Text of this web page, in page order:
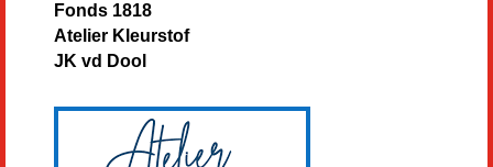
Fonds 1818
Atelier Kleurstof
JK vd Dool